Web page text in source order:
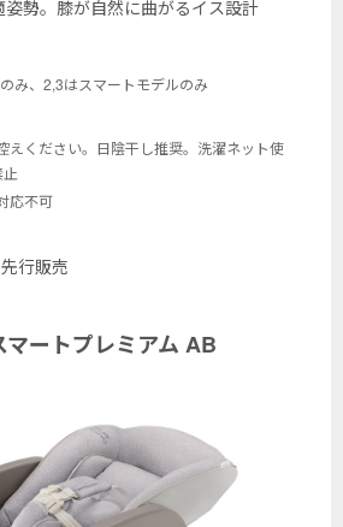
勢。膝が自然に曲がるイス設計
み、2,3はスマートモデルのみ
えください。日陰干し推奨。洗濯ネット使
応不可
行販売
ートプレミアム AB